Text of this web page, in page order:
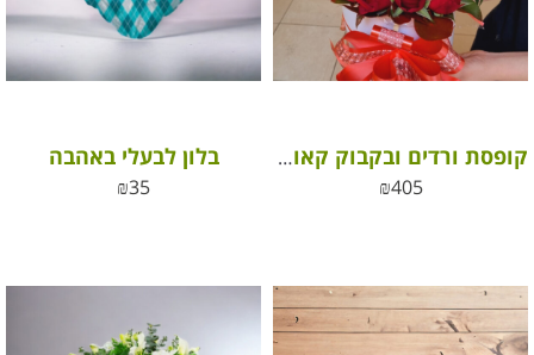
קופסת ורדים ובקבוק קאווה – הפינוק המושלם לחגיגה רומנטית בלתי נשכחת!
₪405
בלון לבעלי באהבה
₪35